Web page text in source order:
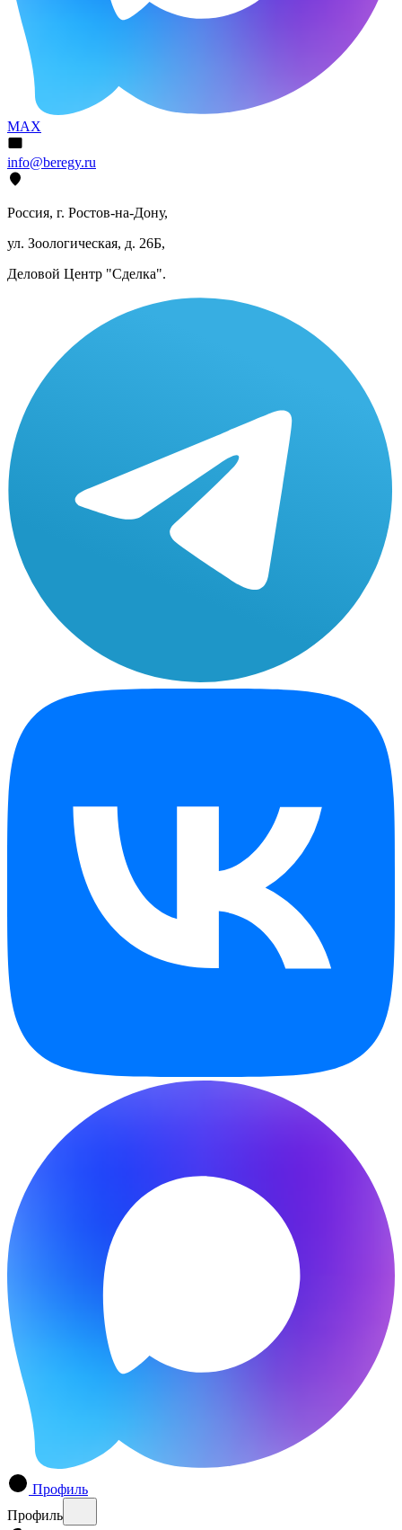
MAX
info@beregy.ru
Россия, г. Ростов-на-Дону,
ул. Зоологическая, д. 26Б,
Деловой Центр "Сделка".
Профиль
Профиль